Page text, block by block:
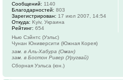
Сообщений: 1140
Благодарностей: 803
Зарегистрирован: 17 июл 2007, 14:54
Откуда: Kyiv, Украина
Рейтинг: 654
Нью Сэйнтс (Уэльс)
Чунан Юниверсити (Южная Корея)
зам. в Аль-Хабура (Оман)
зам. в Бостон Ривер (Уругвай)
Сборная Уэльса (юн.)